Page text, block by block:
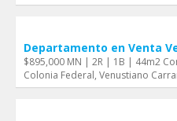
Departamento en Venta
$895,000 MN | 2R | 1B | 44m2
Colonia Federal, Venustiano